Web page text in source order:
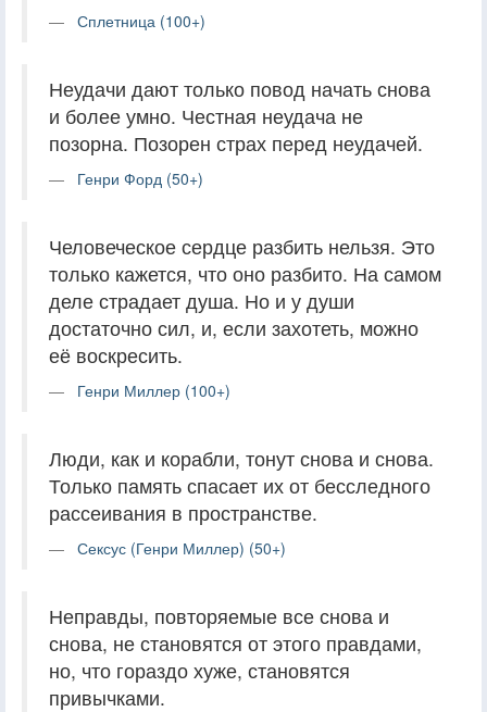
Сплетница (100+)
Неудачи дают только повод начать снова
и более умно. Честная неудача не
позорна. Позорен страх перед неудачей.
Генри Форд (50+)
Человеческое сердце разбить нельзя. Это
только кажется, что оно разбито. На самом
деле страдает душа. Но и у души
достаточно сил, и, если захотеть, можно
её воскресить.
Генри Миллер (100+)
Люди, как и корабли, тонут снова и снова.
Только память спасает их от бесследного
рассеивания в пространстве.
Сексус (Генри Миллер) (50+)
Неправды, повторяемые все снова и
снова, не становятся от этого правдами,
но, что гораздо хуже, становятся
привычками.